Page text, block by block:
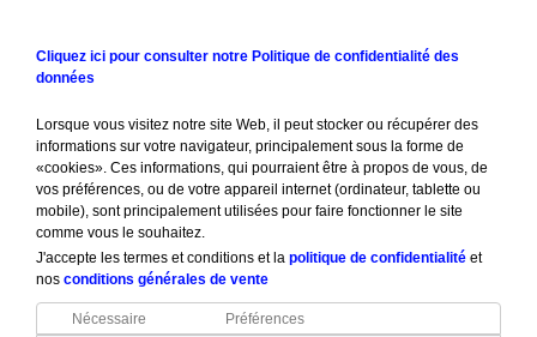
Cliquez ici pour consulter notre Politique de confidentialité des
données
Lorsque vous visitez notre site Web, il peut stocker ou récupérer des
informations sur votre navigateur, principalement sous la forme de
«cookies». Ces informations, qui pourraient être à propos de vous, de
vos préférences, ou de votre appareil internet (ordinateur, tablette ou
mobile), sont principalement utilisées pour faire fonctionner le site
comme vous le souhaitez.
J'accepte les termes et conditions et lapolitique de confidentialité et
nos conditions générales de vente
Nécessaire
Préférences